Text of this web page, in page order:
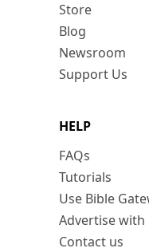
Store
Blog
Newsroom
Support Us
HELP
FAQs
Tutorials
Use Bible
Advertise with
Contact us